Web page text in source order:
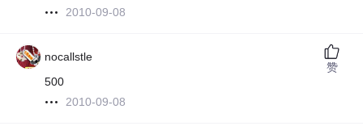
2010-09-08
nocallstle
500
2010-09-08
赞